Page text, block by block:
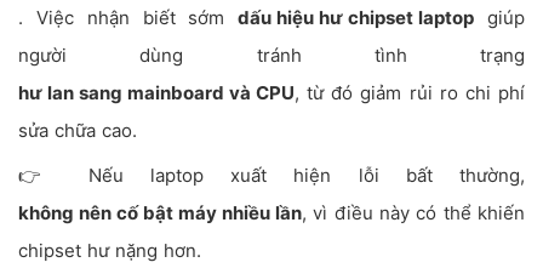
. Việc nhận biết sớmdấu hiệu hư chipset laptop giúp
người dùng tránh tình trạng
hư lan sang mainboard và CPU, từ đó giảm rủi ro chi phí
sửa chữa cao.
👉 Nếu laptop xuất hiện lỗi bất thường,
không nên cố bật máy nhiều lần, vì điều này có thể khiến
chipset hư nặng hơn.